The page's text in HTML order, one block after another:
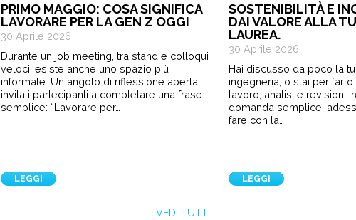
PRIMO MAGGIO: COSA SIGNIFICA
LAVORARE PER LA GEN Z OGGI
30 Aprile 2026
Durante un job meeting, tra stand e colloqui
veloci, esiste anche uno spazio più
informale. Un angolo di riflessione aperta
invita i partecipanti a completare una frase
semplice: “Lavorare per…
LEGGI
SOSTENIBILITÀ E
DAI VALORE ALLA
LAUREA.
30 Aprile 2026
Hai discusso da poco la
ingegneria, o stai per
lavoro, analisi e revisioni,
domanda semplice:
fare con la…
LEGGI
VEDI TUTTI